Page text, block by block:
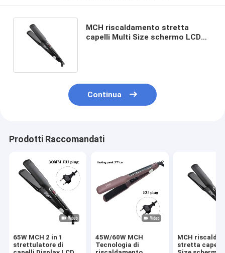
MCH riscaldamento stretta
capelli Multi Size schermo LCD
Continua
Prodotti Raccomandati
65W MCH 2 in 1
strettulatore di
45W/60W MCH
Tecnologia di
MCH
stretta